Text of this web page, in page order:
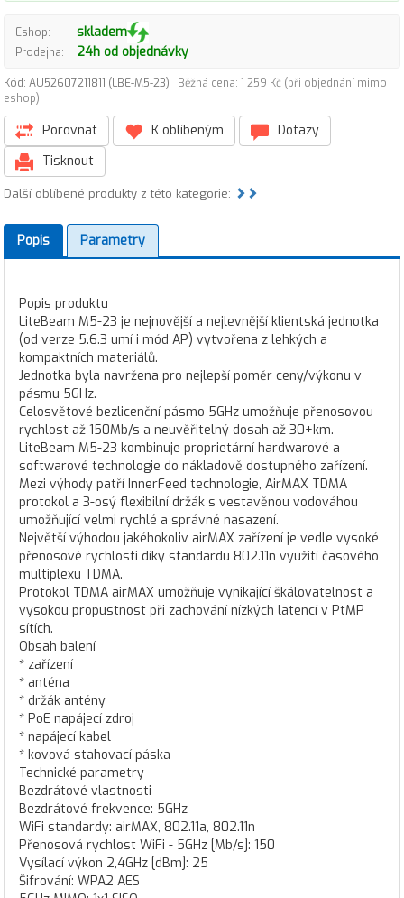
Eshop: skladem
Prodejna: 24h od objednávky
Kód: AU52607211811 (LBE-M5-23)
Běžná cena: 1 259 Kč (při objednání mimo
eshop)
Porovnat K oblíbeným
Dotazy
Tisknout
Další oblíbené produkty z této kategorie:
Popis Parametry
Popis produktu
LiteBeam M5-23 je nejnovější a nejlevnější klientská jednotka
(od verze 5.6.3 umí i mód AP) vytvořena z lehkých a
kompaktních materiálů.
Jednotka byla navržena pro nejlepší poměr ceny/výkonu v
pásmu 5GHz.
Celosvětové bezlicenční pásmo 5GHz umožňuje přenosovou
rychlost až 150Mb/s a neuvěřitelný dosah až 30+km.
LiteBeam M5-23 kombinuje proprietární hardwarové a
softwarové technologie do nákladově dostupného zařízení.
Mezi výhody patří InnerFeed technologie, AirMAX TDMA
protokol a 3-osý flexibilní držák s vestavěnou vodováhou
umožňující velmi rychlé a správné nasazení.
Největší výhodou jakéhokoliv airMAX zařízení je vedle vysoké
přenosové rychlosti díky standardu 802.11n využití časového
multiplexu TDMA.
Protokol TDMA airMAX umožňuje vynikající škálovatelnost a
vysokou propustnost při zachování nízkých latencí v PtMP
sítích.
Obsah balení
* zařízení
* anténa
* držák antény
* PoE napájecí zdroj
* napájecí kabel
* kovová stahovací páska
Technické parametry
Bezdrátové vlastnosti
Bezdrátové frekvence: 5GHz
WiFi standardy: airMAX, 802.11a, 802.11n
Přenosová rychlost WiFi - 5GHz [Mb/s]: 150
Vysílací výkon 2,4GHz [dBm]: 25
Šifrování: WPA2 AES